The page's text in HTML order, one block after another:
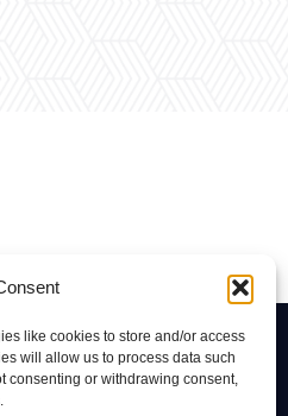
like cookies to store and/or access
will allow us to process data such
consenting or withdrawing consent,